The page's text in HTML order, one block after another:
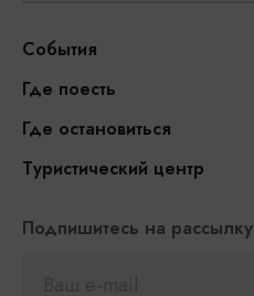
События
Где поесть
Где остановиться
Туристический центр
Подпишитесь на рассылку